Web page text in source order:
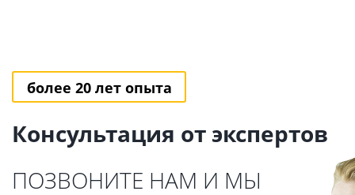
более 20 лет опыта
Консультация от экспертов
ПОЗВОНИТЕ НАМ И МЫ